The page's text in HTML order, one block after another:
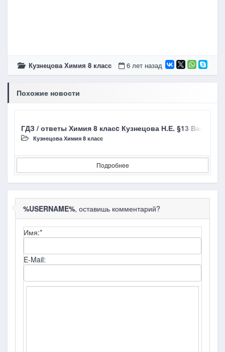
Кузнецова Химия 8 класc 6 лет назад
Похожие новости
ГДЗ / ответы Химия 8 класc Кузнецова Н.Е. §13
Кузнецова Химия 8 класc
Подробнее
%USERNAME%, оставишь комментарий?
Имя:*
E-Mail: